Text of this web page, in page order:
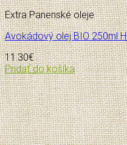
Extra Panenské oleje
Avokádový olej BIO 250ml
11.30€
Pridať do košíka